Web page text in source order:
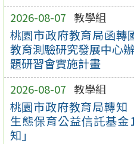
2026-08-07 教學組
桃園市政府教育局函轉
教育測驗研究發展中心
題研習會實施計畫
2026-08-07 教學組
桃園市政府教育局轉知
生態保育公益信託基
知」